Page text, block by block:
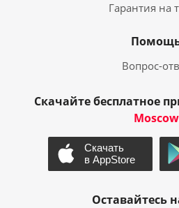
Гарантия на
Вопрос-
Скачайте бесплатное
Moscow
Оставайтесь